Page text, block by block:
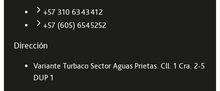
+57 310 6343412
+57 (605) 6545252
Dirección
Variante Turbaco Sector Aguas Prietas. Cll. 1 Cra. 2-5
DUP 1